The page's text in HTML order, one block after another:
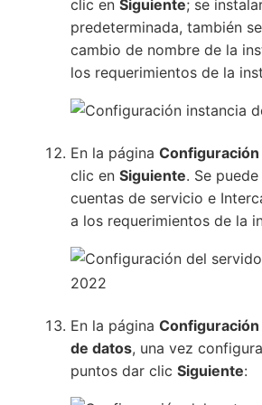
clic en Siguiente; se
predeterminada, también
cambio de nombre de la
los requerimientos de la
En la página
clic en Siguiente. Se
cuentas de servicio e
a los requerimientos de la
En la página
de datos, una vez
puntos dar clic Siguiente: